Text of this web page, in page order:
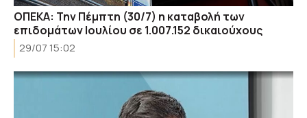
ΟΠΕΚΑ: Την Πέμπτη (30/7) η καταβολή των
επιδομάτων Ιουλίου σε 1.007.152 δικαιούχους
29/07 15:02